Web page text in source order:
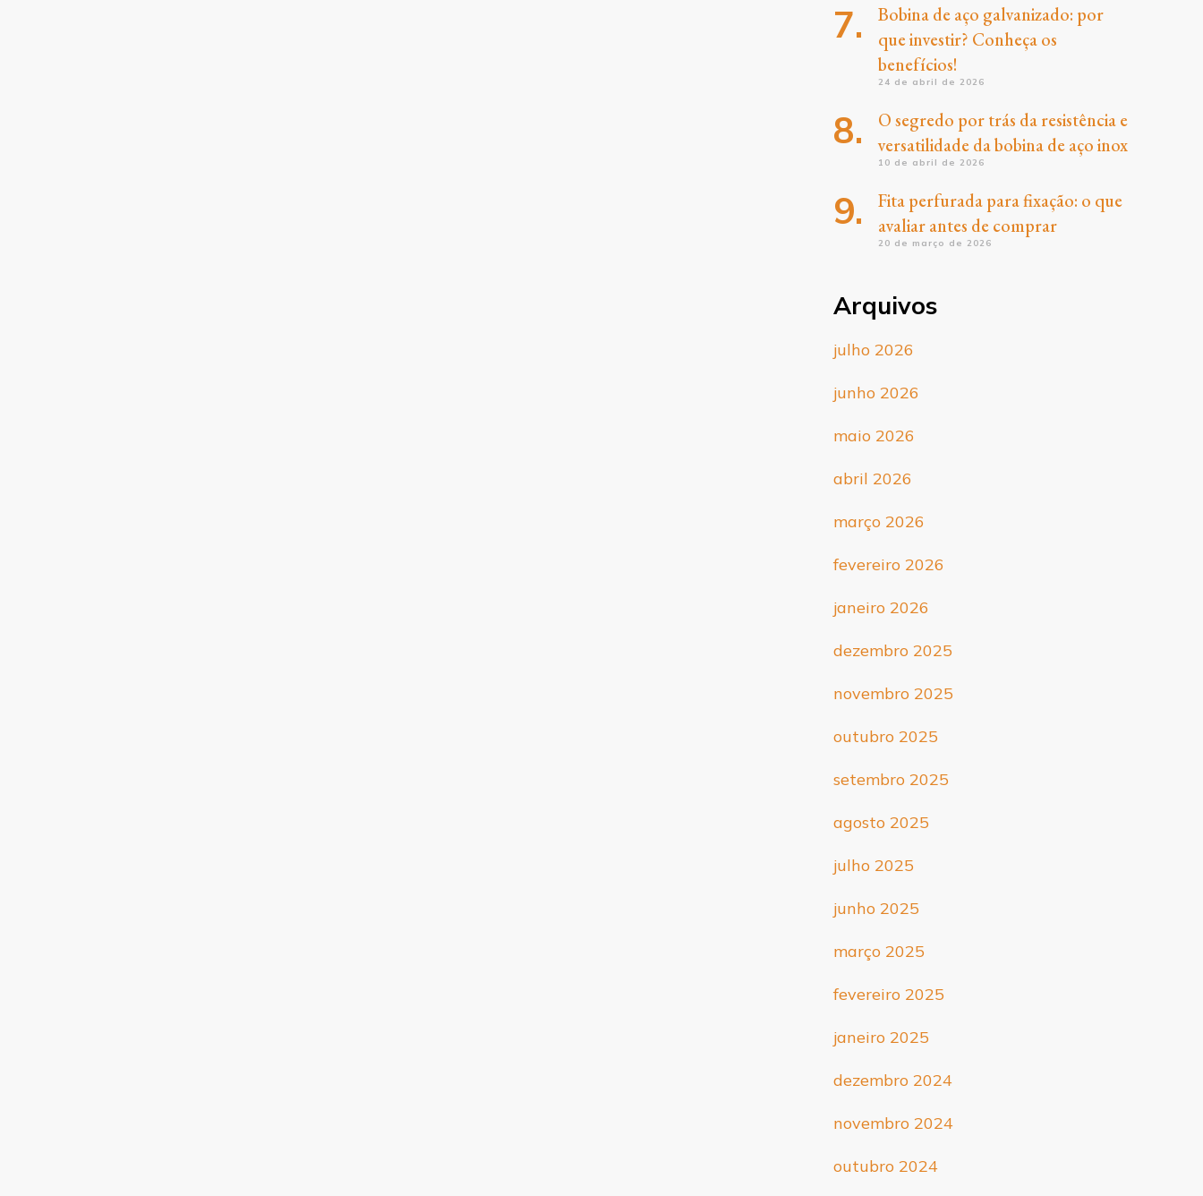
Bobina de aço galvanizado: por
que investir? Conheça os
benefícios!
24 de abril de 2026
O segredo por trás da resistência e
versatilidade da bobina de aço inox
10 de abril de 2026
Fita perfurada para fixação: o que
avaliar antes de comprar
20 de março de 2026
Arquivos
julho 2026
junho 2026
maio 2026
abril 2026
março 2026
fevereiro 2026
janeiro 2026
dezembro 2025
novembro 2025
outubro 2025
setembro 2025
agosto 2025
julho 2025
junho 2025
março 2025
fevereiro 2025
janeiro 2025
dezembro 2024
novembro 2024
outubro 2024